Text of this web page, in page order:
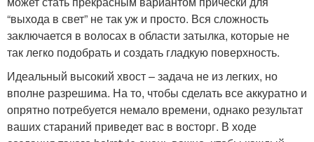
“выхода в свет” не так уж и просто. Вся сложность
заключается в волосах в области затылка, которые не
так легко подобрать и создать гладкую поверхность.
Идеальный высокий хвост – задача не из легких, но
вполне разрешима. На то, чтобы сделать все аккуратно и
опрятно потребуется немало времени, однако результат
ваших стараний приведет вас в восторг. В ходе